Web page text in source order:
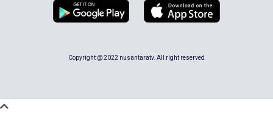
Copyright @ 2022 nusantaratv. All right reserved